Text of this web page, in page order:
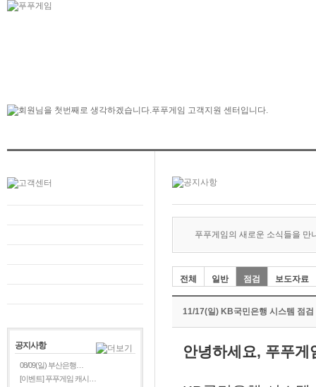
공지사항
08/09(일) 부산은행…
[이벤트] 푸푸게임 캐시…
푸푸게임의 새로운 소식들을 만
전체 일반 점검 보도자료
11/17(일) KB국민은행 시스템 점검
안녕하세요, 푸푸게